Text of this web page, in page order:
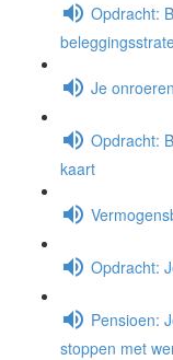
Opdracht:
Je
Opdracht:
kaart
Opdracht:
Pensioen:
stoppen met